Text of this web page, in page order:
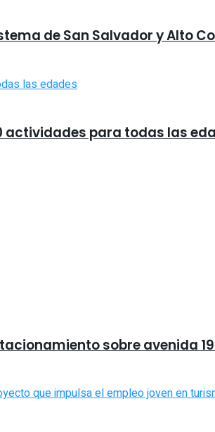
de San Salvador y Alto
actividades para todas las
sobre avenida